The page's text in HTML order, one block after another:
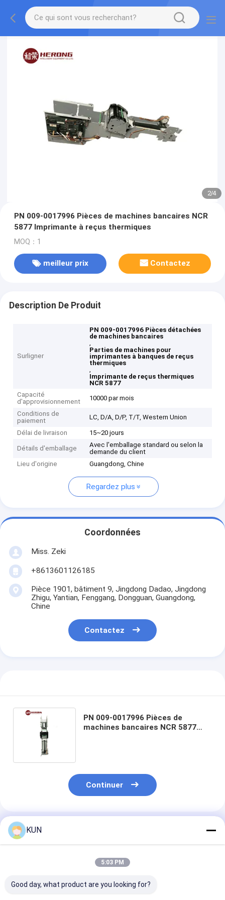
2/4
PN 009-0017996 Pièces de machines bancaires NCR
5877 Imprimante à reçus thermiques
MOQ：1
meilleur prix Contactez
Description De Produit
Surligner
PN 009-0017996 Pièces détachées
de machines bancaires
,
Parties de machines pour
imprimantes à banques de reçus
thermiques
,
Imprimante de reçus thermiques
NCR 5877
Capacité
d'approvisionnement
10000 par mois
Conditions de
paiement
LC, D/A, D/P, T/T, Western Union
Délai de livraison 15~20 jours
Détails d'emballage
Avec l'emballage standard ou selon la
demande du client
Lieu d'origine
Guangdong, Chine
Regardez plus
Coordonnées
Miss. Zeki
+8613601126185
Pièce 1901, bâtiment 9, Jingdong Dadao, Jingdong
Zhigu, Yantian, Fenggang, Dongguan, Guangdong,
Chine
Contactez
PN 009-0017996 Pièces de
machines bancaires NCR 5877
Continuer
Produits Recommandés
KUN
5:03 PM
Good day, what product are you looking for?